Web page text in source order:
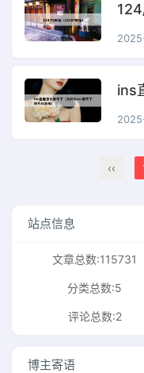
‹‹
站点信息
文章总数:115731
分类总数:5
评论总数:2
博主寄语